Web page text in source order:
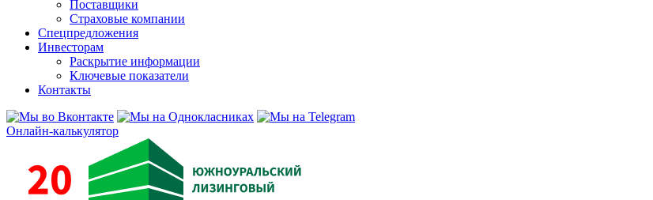
Поставщики
Страховые компании
Спецпредложения
Инвесторам
Раскрытие информации
Ключевые показатели
Контакты
Онлайн-калькулятор